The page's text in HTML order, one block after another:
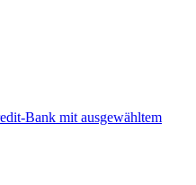
Bank mit ausgewähltem